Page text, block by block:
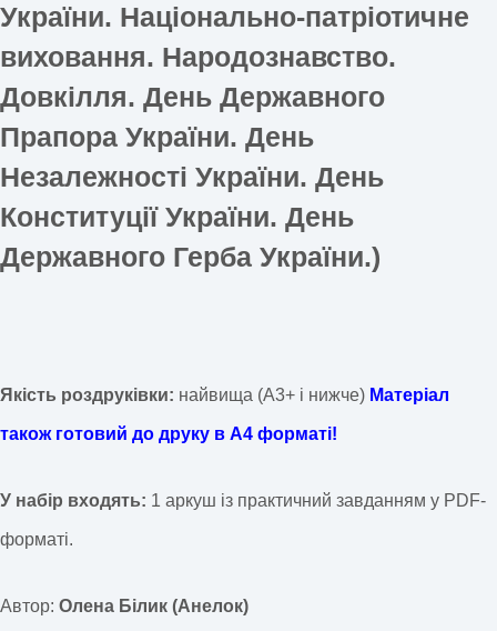
України. Національно-патріотичне
виховання. Народознавство.
Довкілля. День Державного
Прапора України. День
Незалежності України. День
Конституції України. День
Державного Герба України.)
Якість роздруківки: найвища (А3+ і нижче) Матеріал
також готовий до друку в А4 форматі!
У набір входять: 1 аркуш із практичний завданням у PDF-
форматі.
Автор: Олена Білик (Анелок)